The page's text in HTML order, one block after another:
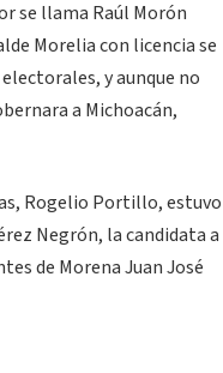
se llama Raúl Morón
Morelia con licencia se
y aunque no
a Michoacán,
Rogelio Portillo, estuvo
Negrón, la candidata a
de Morena Juan José